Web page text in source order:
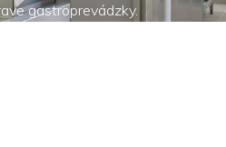
gastroprevádzky.